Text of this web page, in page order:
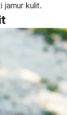
jamur kulit.